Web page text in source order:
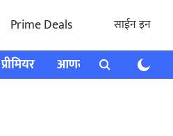
Prime Deals साईन इन
प्रीमियर आणखी राशी भविष्य